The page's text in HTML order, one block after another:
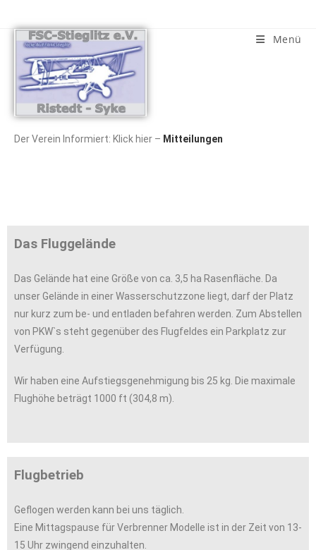
Menü
Der Verein Informiert: Klick hier – Mitteilungen
Das Fluggelände
Das Gelände hat eine Größe von ca. 3,5 ha Rasenfläche. Da
unser Gelände in einer Wasserschutzzone liegt, darf der Platz
nur kurz zum be- und entladen befahren werden. Zum Abstellen
von PKW`s steht gegenüber des Flugfeldes ein Parkplatz zur
Verfügung.
Wir haben eine Aufstiegsgenehmigung bis 25 kg. Die maximale
Flughöhe beträgt 1000 ft (304,8 m).
Flugbetrieb
Geflogen werden kann bei uns täglich.
Eine Mittagspause für Verbrenner Modelle ist in der Zeit von 13-
15 Uhr zwingend einzuhalten.